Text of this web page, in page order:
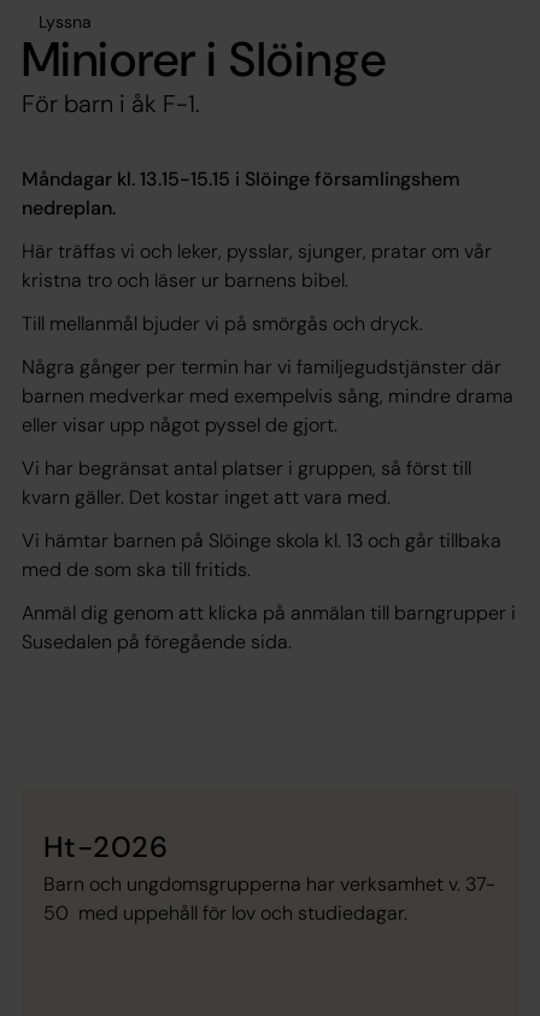
Lyssna
Miniorer i Slöinge
För barn i åk F-1.
Måndagar kl. 13.15-15.15 i Slöinge församlingshem
nedreplan.
Här träffas vi och leker, pysslar, sjunger, pratar om vår
kristna tro och läser ur barnens bibel.
Till mellanmål bjuder vi på smörgås och dryck.
Några gånger per termin har vi familjegudstjänster där
barnen medverkar med exempelvis sång, mindre drama
eller visar upp något pyssel de gjort.
Vi har begränsat antal platser i gruppen, så först till
kvarn gäller. Det kostar inget att vara med.
Vi hämtar barnen på Slöinge skola kl. 13 och går tillbaka
med de som ska till fritids.
Anmäl dig genom att klicka på anmälan till barngrupper i
Susedalen på föregående sida.
Ht-2026
Barn och ungdomsgrupperna har verksamhet v. 37-
50 med uppehåll för lov och studiedagar.